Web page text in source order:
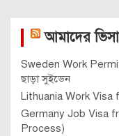
আমাদের ভিসা
Sweden Work
ছাড়া সুইডেন
Lithuania Work Visa
Germany Job Visa
Process)